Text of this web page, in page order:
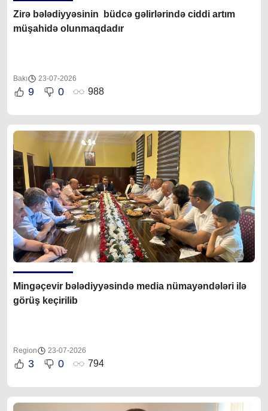
Zirə bələdiyyəsinin büdcə gəlirlərində ciddi artım
müşahidə olunmaqdadır
Bakı 23-07-2026
9 0 988
Mingəçevir bələdiyyəsində media nümayəndələri ilə
görüş keçirilib
Region 23-07-2026
3 0 794